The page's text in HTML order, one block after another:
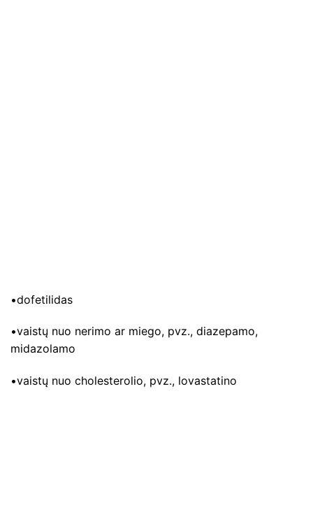
•dofetilidas
•vaistų nuo nerimo ar miego, pvz., diazepamo,
midazolamo
•vaistų nuo cholesterolio, pvz., lovastatino